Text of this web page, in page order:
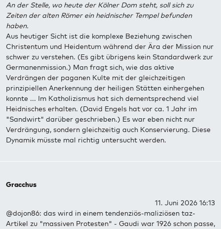
An der Stelle, wo heute der Kölner Dom steht, soll sich zu
Zeiten der alten Römer ein heidnischer Tempel befunden
haben.
Aus heutiger Sicht ist die komplexe Beziehung zwischen
Christentum und Heidentum während der Ära der Mission nur
schwer zu verstehen. (Es gibt übrigens kein Standardwerk zur
Germanenmission.) Man fragt sich, wie das aktive
Verdrängen der paganen Kulte mit der gleichzeitigen
prinzipiellen Anerkennung der heiligen Stätten einhergehen
konnte ... Im Katholizismus hat sich dementsprechend viel
Heidnisches erhalten. (David Engels hat vor ca. 1 Jahr im
"Sandwirt" darüber geschrieben.) Es war eben nicht nur
Verdrängung, sondern gleichzeitig auch Konservierung. Diese
Dynamik müsste mal richtig untersucht werden.
Gracchus
11. Juni 2026 16:13
@dojon86: das wird in einem tendenziös-maliziösen taz-
Artikel zu "massiven Protesten" - Gaudi war 1926 schon passe,